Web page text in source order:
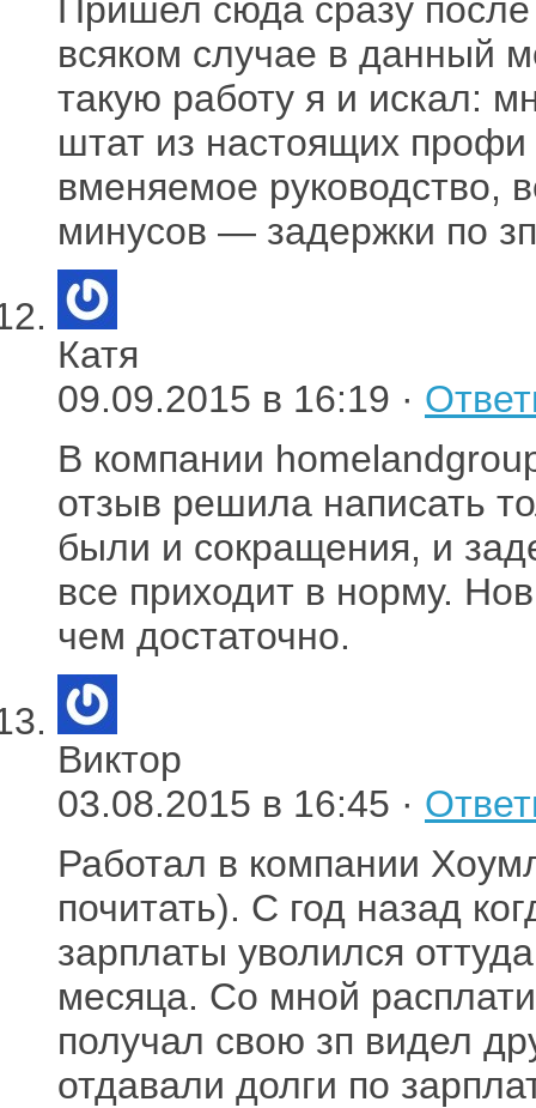
Пришел сюда сразу
всяком случае в данный
такую работу я и искал:
штат из настоящих профи
вменяемое руководство,
минусов — задержки по
Катя
09.09.2015 в 16:19 ·
В компании
отзыв решила написать
были и сокращения, и
все приходит в норму.
чем достаточно.
Виктор
03.08.2015 в 16:45 ·
Работал в компании
почитать). С год назад
зарплаты уволился
месяца. Со мной
получал свою зп видел
отдавали долги по